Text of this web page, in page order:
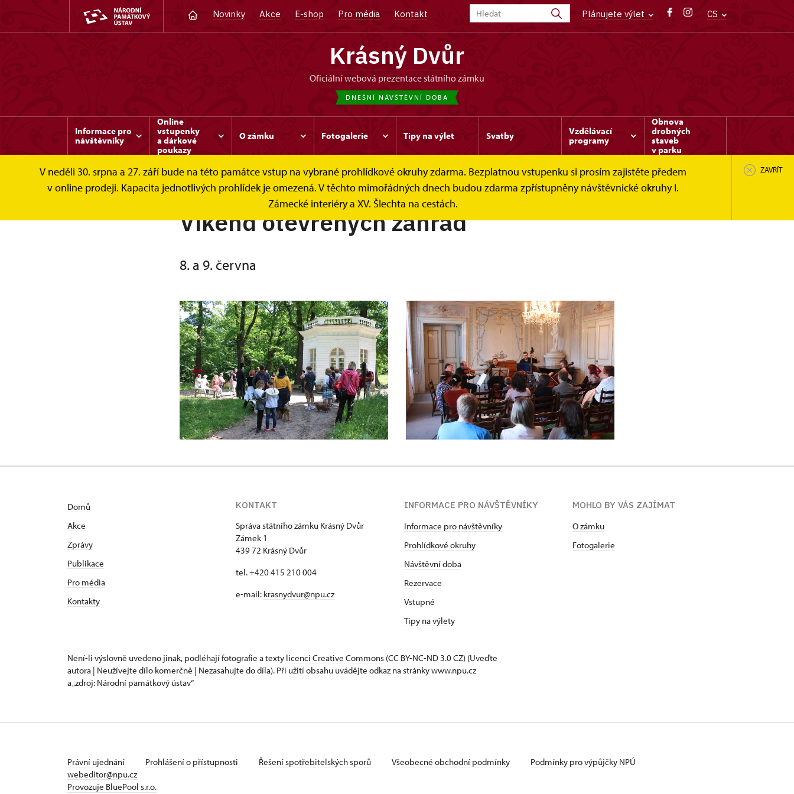
Novinky Akce E-shop Pro média Kontakt Plánujete výlet CS
Krásný Dvůr
oficiální webová prezentace státního zámku
DNEŠNÍ NÁVŠTĚVNÍ DOBA
Informace pro
návštěvníky
Online
vstupenky
a dárkové
poukazy
O zámku Fotogalerie Tipy na výlet Svatby
Vzdělávací
programy
Obnova
drobných
staveb
v parku
V neděli 30. srpna a 27. září bude na této památce vstup na vybrané prohlídkové okruhy zdarma. Bezplatnou vstupenku si prosím zajistěte předem
v online prodeji. Kapacita jednotlivých prohlídek je omezená. V těchto mimořádných dnech budou zdarma zpřístupněny návštěvnické okruhy I.
Zámecké interiéry a XV. Šlechta na cestách.
ZAVŘÍT
Víkend otevřených zahrad
8. a 9. června
Domů
Akce
Zprávy
Publikace
Pro média
Kontakty
KONTAKT
Správa státního zámku Krásný Dvůr
Zámek 1
439 72 Krásný Dvůr
tel. +420 415 210 004
e-mail: krasnydvur@npu.cz
INFORMACE PRO NÁVŠTĚVNÍKY
Informace pro návštěvníky
Prohlídkové okruhy
Návštěvní doba
Rezervace
Vstupné
Tipy na výlety
MOHLO BY VÁS ZAJÍMAT
O zámku
Fotogalerie
Není-li výslovně uvedeno jinak, podléhají fotografie a texty licenci Creative Commons (CC BY-NC-ND 3.0 CZ) (Uveďte
autora | Neužívejte dílo komerčně | Nezasahujte do díla). Při užití obsahu uvádějte odkaz na stránky www.npu.cz
a „zdroj: Národní památkový ústav“
Právní ujednání Prohlášení o přístupnosti Řešení spotřebitelských sporů Všeobecné obchodní podmínky
Podmínky pro výpůjčky NPÚ
webeditor@npu.cz
Provozuje BluePool s.r.o.